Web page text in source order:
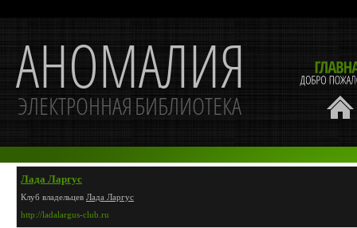
Лада Ларгус
Клуб владельцев Лада Ларгус
http://ladalargus-club.ru